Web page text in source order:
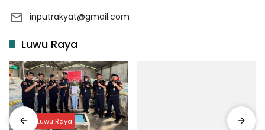
inputrakyat@gmail.com
Luwu Raya
Input Luwu Raya